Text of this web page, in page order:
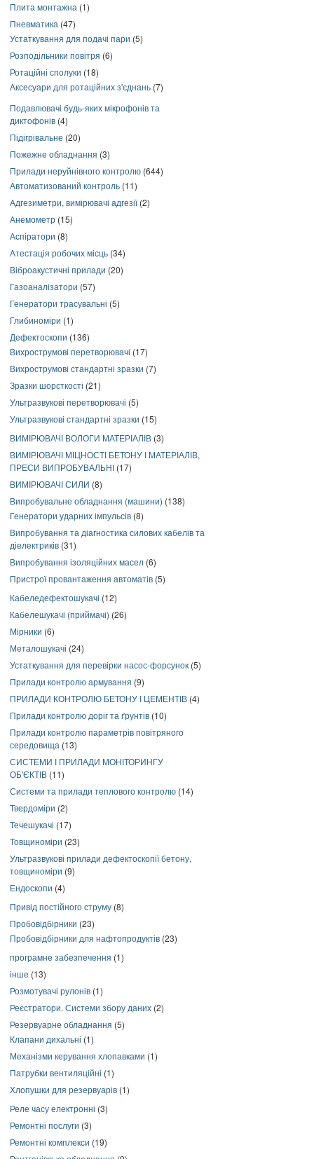
Плита монтажна (1)
Пневматика (47)
Устаткування для подачі пари (5)
Розподільники повітря (6)
Ротаційні сполуки (18)
Аксесуари для ротаційних з'єднань (7)
Подавлювачі будь-яких мікрофонів та
диктофонів (4)
Підігрівальне (20)
Пожежне обладнання (3)
Прилади неруйнівного контролю (644)
Автоматизований контроль (11)
Адгезиметри, вимірювачі адгезії(2)
Анемометр (15)
Аспіратори (8)
Атестація робочих місць (34)
Віброакустичні прилади (20)
Газоаналізатори (57)
Генератори трасувальні (5)
Глибиноміри (1)
Дефектоскопи (136)
Вихрострумові перетворювачі (17)
Вихрострумові стандартні зразки (7)
Зразки шорсткості (21)
Ультразвукові перетворювачі (5)
Ультразвукові стандартні зразки (15)
ВИМІРЮВАЧІ ВОЛОГИ МАТЕРІАЛІВ (3)
ВИМІРЮВАЧІ МІЦНОСТІ БЕТОНУ І МАТЕРІАЛІВ,
ПРЕСИ ВИПРОБУВАЛЬНІ (17)
ВИМІРЮВАЧІ СИЛИ (8)
Випробувальне обладнання (машини) (138)
Генератори ударних імпульсів (8)
Випробування та діагностика силових кабелів та
діелектриків (31)
Випробування ізоляційних масел (6)
Пристрої провантаження автоматів (5)
Кабеледефектошукачі (12)
Кабелешукачі (приймачі) (26)
Мірники (6)
Металошукачі (24)
Устаткування для перевірки насос-форсунок (5)
Прилади контролю армування (9)
ПРИЛАДИ КОНТРОЛЮ БЕТОНУ І ЦЕМЕНТІВ (4)
Прилади контролю доріг та ґрунтів (10)
Прилади контролю параметрів повітряного
середовища (13)
СИСТЕМИ І ПРИЛАДИ МОНІТОРИНГУ
ОБ'ЄКТІВ (11)
Системи та прилади теплового контролю (14)
Твердоміри (2)
Течешукачі (17)
Товщиноміри (23)
Ультразвукові прилади дефектоскопії бетону,
товщиноміри (9)
Ендоскопи (4)
Привід постійного струму (8)
Пробовідбірники (23)
Пробовідбірники для нафтопродуктів (23)
програмне забезпечення (1)
інше (13)
Розмотувачі рулонів (1)
Реєстратори. Системи збору даних (2)
Резервуарне обладнання (5)
Клапани дихальні (1)
Механізми керування хлопавками (1)
Патрубки вентиляційні (1)
Хлопушки для резервуарів (1)
Реле часу електронні (3)
Ремонтні послуги (3)
Ремонтні комплекси (19)